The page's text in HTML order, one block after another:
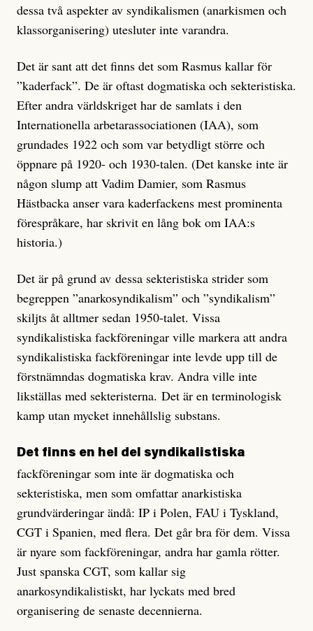
dessa två aspekter av syndikalismen (anarkismen och
klassorganisering) utesluter inte varandra.
Det är sant att det finns det som Rasmus kallar för
”kaderfack”. De är oftast dogmatiska och sekteristiska.
Efter andra världskriget har de samlats i den
Internationella arbetarassociationen (IAA), som
grundades 1922 och som var betydligt större och
öppnare på 1920- och 1930-talen. (Det kanske inte är
någon slump att Vadim Damier, som Rasmus
Hästbacka anser vara kaderfackens mest prominenta
förespråkare, har skrivit en lång bok om IAA:s
historia.)
Det är på grund av dessa sekteristiska strider som
begreppen ”anarkosyndikalism” och ”syndikalism”
skiljts åt alltmer sedan 1950-talet. Vissa
syndikalistiska fackföreningar ville markera att andra
syndikalistiska fackföreningar inte levde upp till de
förstnämndas dogmatiska krav. Andra ville inte
likställas med sekteristerna. Det är en terminologisk
kamp utan mycket innehållslig substans.
Det finns en hel del syndikalistiska
fackföreningar som inte är dogmatiska och
sekteristiska, men som omfattar anarkistiska
grundvärderingar ändå: IP i Polen, FAU i Tyskland,
CGT i Spanien, med flera. Det går bra för dem. Vissa
är nyare som fackföreningar, andra har gamla rötter.
Just spanska CGT, som kallar sig
anarkosyndikalistiskt, har lyckats med bred
organisering de senaste decennierna.